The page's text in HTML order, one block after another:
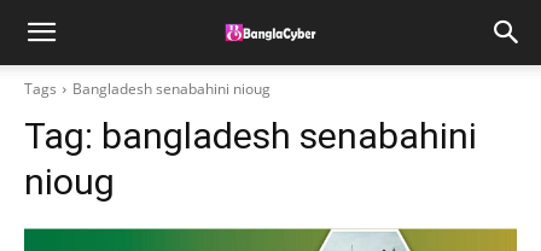
Tags Bangladesh senabahini nioug
Tag: bangladesh senabahini
nioug